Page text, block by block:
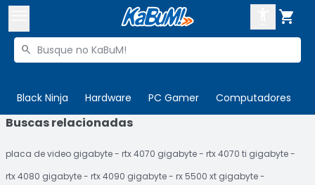

Buscar produtos

Black Ninja Hardware PC Gamer Computadores

 Departamentos ENTRE
Buscas relacionadas
placa de video gigabyte rtx 4070 gigabyte
rtx 4070 ti gigabyte
rtx 4080 gigabyte
rtx 4090 gigabyte
rx 5500 xt gigabyte